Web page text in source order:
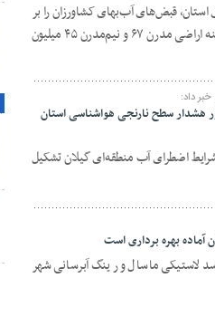
قبض‌های آب‌بهای کشاورزان را بر
اساس قانون تثبیت آب‌بها و قیمت پای مزرعه اعلام کرد؛ هزینه اراضی مدرن ۶۷ و نیم‌مدرن ۴۵ میلیون
داد:
هشدار سطح نارنجی هواشناسی استان
اضطرای آب منطقه‌ای گیلان تشکیل
بهره برداری است
لاستیکی ماسال و رینگ آبرسانی شهر